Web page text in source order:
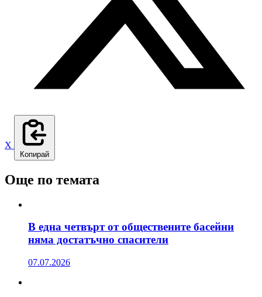
X
Копирай
Още по темата
В една четвърт от обществените басейни
няма достатъчно спасители
07.07.2026